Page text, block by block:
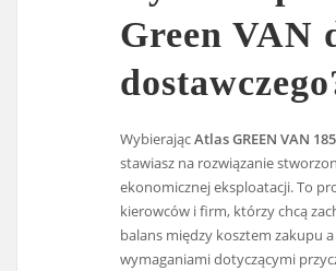
Green VAN
WybierającAtlas GREEN VAN
stawiasz na rozwiązanie
ekonomicznej eksploatacji. To
kierowców i firm, którzy chcą
balans między kosztem zakupu
wymaganiami dotyczącymi